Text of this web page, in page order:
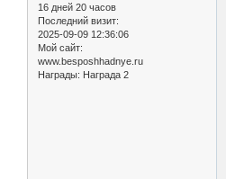
16 дней 20 часов
Последний визит:
2025-09-09 12:36:06
Мой сайт:
www.besposhhadnye.ru
Награды: Награда 2